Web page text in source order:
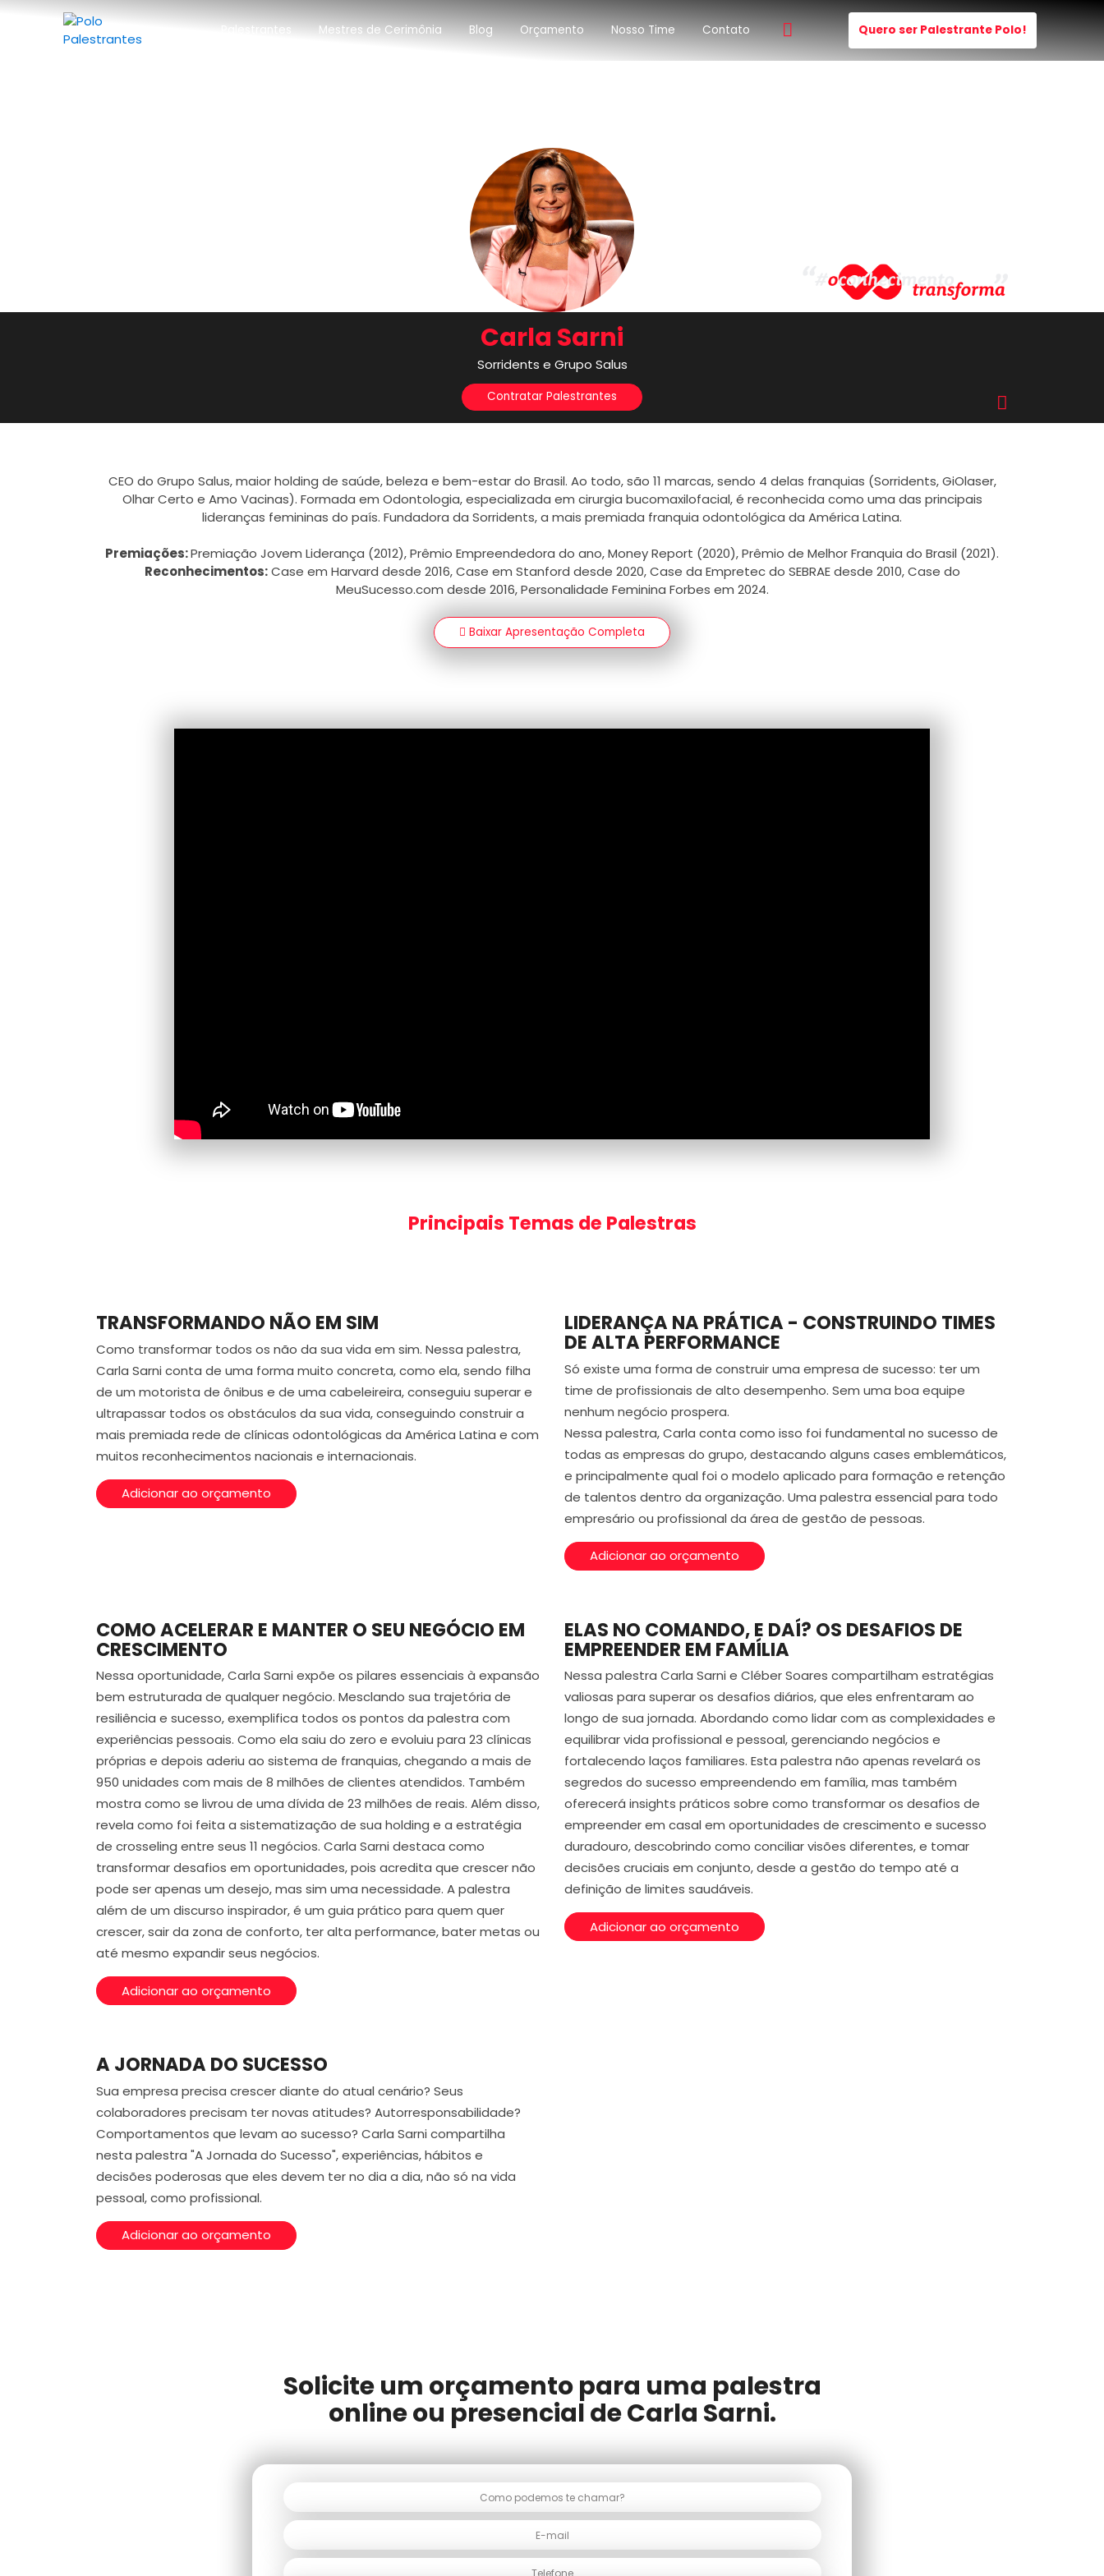
Palestrantes Mestres de Cerimônia Blog Orçamento Nosso Time Contato Quero ser Palestrante Polo!
Carla Sarni
Sorridents e Grupo Salus
Contratar Palestrantes
CEO do Grupo Salus, maior holding de saúde, beleza e bem-estar do Brasil. Ao todo, são 11 marcas, sendo 4 delas franquias (Sorridents, GiOlaser,
Olhar Certo e Amo Vacinas). Formada em Odontologia, especializada em cirurgia bucomaxilofacial, é reconhecida como uma das principais
lideranças femininas do país. Fundadora da Sorridents, a mais premiada franquia odontológica da América Latina.
Premiações:Premiação Jovem Liderança (2012), Prêmio Empreendedora do ano, Money Report (2020), Prêmio de Melhor Franquia do Brasil (2021).
Reconhecimentos:Case em Harvard desde 2016, Case em Stanford desde 2020, Case da Empretec do SEBRAE desde 2010, Case do
MeuSucesso.com desde 2016, Personalidade Feminina Forbes em 2024.
Baixar Apresentação Completa
Principais Temas de Palestras
TRANSFORMANDO NÃO EM SIM
Como transformar todos os não da sua vida em sim. Nessa palestra,
Carla Sarni conta de uma forma muito concreta, como ela, sendo filha
de um motorista de ônibus e de uma cabeleireira, conseguiu superar e
ultrapassar todos os obstáculos da sua vida, conseguindo construir a
mais premiada rede de clínicas odontológicas da América Latina e com
muitos reconhecimentos nacionais e internacionais.
Adicionar ao orçamento
LIDERANÇA NA PRÁTICA - CONSTRUINDO TIMES
DE ALTA PERFORMANCE
Só existe uma forma de construir uma empresa de sucesso: ter um
time de profissionais de alto desempenho. Sem uma boa equipe
nenhum negócio prospera.
Nessa palestra, Carla conta como isso foi fundamental no sucesso de
todas as empresas do grupo, destacando alguns cases emblemáticos,
e principalmente qual foi o modelo aplicado para formação e retenção
de talentos dentro da organização. Uma palestra essencial para todo
empresário ou profissional da área de gestão de pessoas.
Adicionar ao orçamento
COMO ACELERAR E MANTER O SEU NEGÓCIO EM
CRESCIMENTO
Nessa oportunidade, Carla Sarni expõe os pilares essenciais à expansão
bem estruturada de qualquer negócio. Mesclando sua trajetória de
resiliência e sucesso, exemplifica todos os pontos da palestra com
experiências pessoais. Como ela saiu do zero e evoluiu para 23 clínicas
próprias e depois aderiu ao sistema de franquias, chegando a mais de
950 unidades com mais de 8 milhões de clientes atendidos. Também
mostra como se livrou de uma dívida de 23 milhões de reais. Além disso,
revela como foi feita a sistematização de sua holding e a estratégia
de crosseling entre seus 11 negócios. Carla Sarni destaca como
transformar desafios em oportunidades, pois acredita que crescer não
pode ser apenas um desejo, mas sim uma necessidade. A palestra
além de um discurso inspirador, é um guia prático para quem quer
crescer, sair da zona de conforto, ter alta performance, bater metas ou
até mesmo expandir seus negócios.
Adicionar ao orçamento
ELAS NO COMANDO, E DAÍ? OS DESAFIOS DE
EMPREENDER EM FAMÍLIA
Nessa palestra Carla Sarni e Cléber Soares compartilham estratégias
valiosas para superar os desafios diários, que eles enfrentaram ao
longo de sua jornada. Abordando como lidar com as complexidades e
equilibrar vida profissional e pessoal, gerenciando negócios e
fortalecendo laços familiares. Esta palestra não apenas revelará os
segredos do sucesso empreendendo em família, mas também
oferecerá insights práticos sobre como transformar os desafios de
empreender em casal em oportunidades de crescimento e sucesso
duradouro, descobrindo como conciliar visões diferentes, e tomar
decisões cruciais em conjunto, desde a gestão do tempo até a
definição de limites saudáveis.
Adicionar ao orçamento
A JORNADA DO SUCESSO
Sua empresa precisa crescer diante do atual cenário? Seus
colaboradores precisam ter novas atitudes? Autorresponsabilidade?
Comportamentos que levam ao sucesso? Carla Sarni compartilha
nesta palestra "A Jornada do Sucesso", experiências, hábitos e
decisões poderosas que eles devem ter no dia a dia, não só na vida
pessoal, como profissional.
Adicionar ao orçamento
Solicite um orçamento para uma palestra
online ou presencial de Carla Sarni.